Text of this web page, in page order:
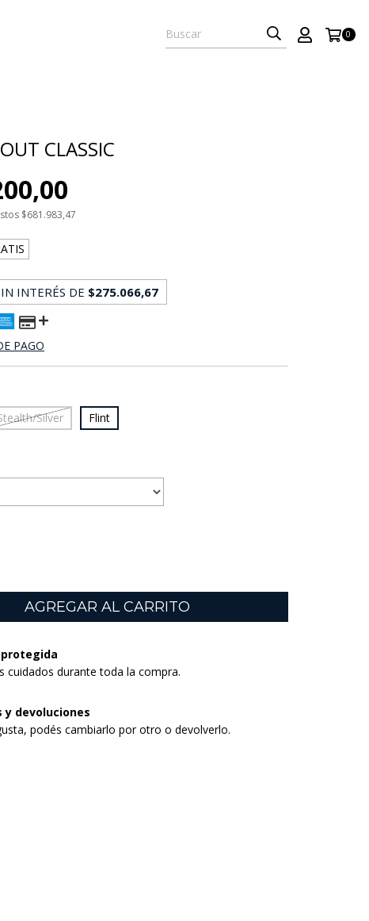
0
CLASSIC
$681.983,47
INTERÉS DE $275.066,67
PAGO
Silver Flint
cuidados durante toda la compra.
y devoluciones
podés cambiarlo por otro o devolverlo.